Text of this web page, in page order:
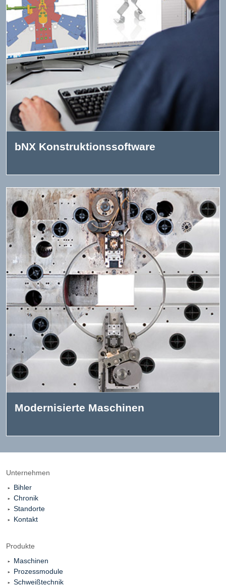
bNX Konstruktionssoftware
Modernisierte Maschinen
Unternehmen
Bihler
Chronik
Standorte
Kontakt
Produkte
Maschinen
Prozessmodule
Schweißtechnik